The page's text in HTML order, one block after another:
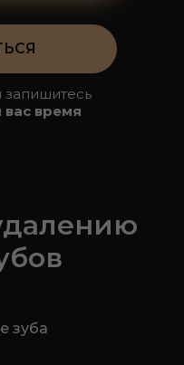
запишитесь
время
зуба